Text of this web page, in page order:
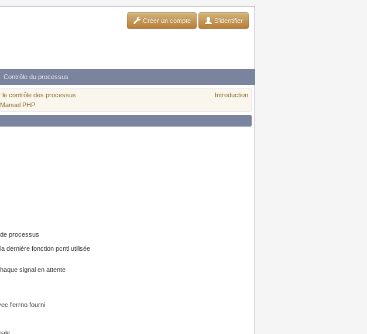
Créer un compte S'identifier
Contrôle du processus
le contrôle des processus
Introduction
Manuel PHP
processus
dernière fonction pcntl utilisée
signal en attente
l'errno fourni